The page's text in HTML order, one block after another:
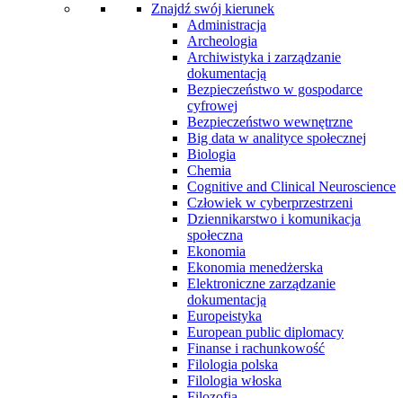
Znajdź swój kierunek
Administracja
Archeologia
Archiwistyka i zarządzanie
dokumentacją
Bezpieczeństwo w gospodarce
cyfrowej
Bezpieczeństwo wewnętrzne
Big data w analityce społecznej
Biologia
Chemia
Cognitive and Clinical Neuroscience
Człowiek w cyberprzestrzeni
Dziennikarstwo i komunikacja
społeczna
Ekonomia
Ekonomia menedżerska
Elektroniczne zarządzanie
dokumentacją
Europeistyka
European public diplomacy
Finanse i rachunkowość
Filologia polska
Filologia włoska